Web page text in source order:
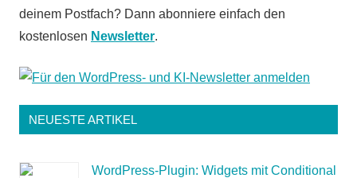
deinem Postfach? Dann abonniere einfach den
kostenlosen Newsletter.
NEUESTE ARTIKEL
WordPress-Plugin: Widgets mit Conditional